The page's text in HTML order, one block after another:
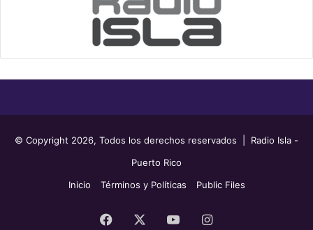
© Copyright 2026, Todos los derechos reservados | Radio Isla -
Puerto Rico
Inicio
Términos y Políticas Public Files
Facebook YouTubeInstagram